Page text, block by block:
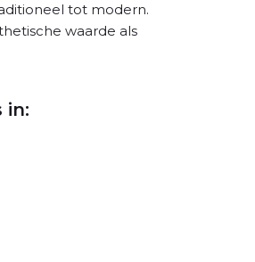
tot modern.
waarde als
in: